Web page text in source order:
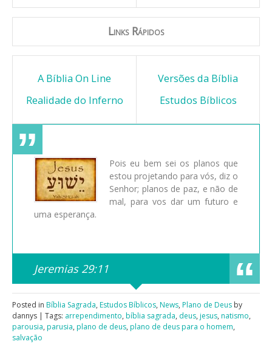
Links Rápidos
A Bíblia On Line
Realidade do Inferno
Versões da Bíblia
Estudos Bíblicos
Pois eu bem sei os planos que
estou projetando para vós, diz o
Senhor; planos de paz, e não de
mal, para vos dar um futuro e
uma esperança.
Jeremias 29:11
Posted in Bíblia Sagrada, Estudos Bíblicos, News, Plano de Deus by
dannys | Tags: arrependimento, bíblia sagrada, deus, jesus, natismo,
parousia, parusia, plano de deus, plano de deus para o homem,
salvação